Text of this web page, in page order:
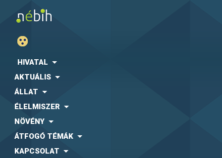
HIVATAL
AKTUÁLIS
ÁLLAT
ÉLELMISZER
NÖVÉNY
ÁTFOGÓ TÉMÁK
KAPCSOLAT